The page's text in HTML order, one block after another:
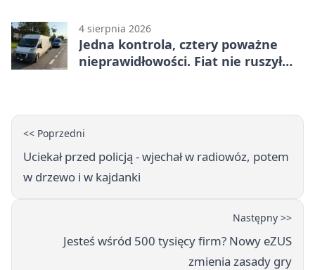
4 sierpnia 2026
Jedna kontrola, cztery poważne
nieprawidłowości. Fiat nie ruszył
<< Poprzedni
Uciekał przed policją - wjechał w radiowóz, potem
w drzewo i w kajdanki
Następny >>
Jesteś wśród 500 tysięcy firm? Nowy eZUS
zmienia zasady gry